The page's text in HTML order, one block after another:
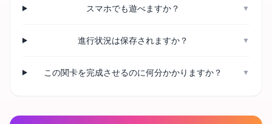
スマホでも遊べますか？ ▼
進行状況は保存されますか？ ▼
この関卡を完成させるのに何分かかりますか？ ▼